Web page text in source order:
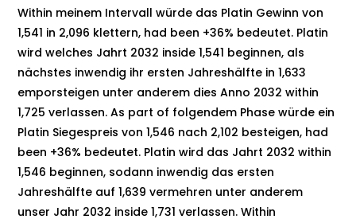
Within meinem Intervall würde das Platin Gewinn von
1,541 in 2,096 klettern, had been +36% bedeutet. Platin
wird welches Jahrt 2032 inside 1,541 beginnen, als
nächstes inwendig ihr ersten Jahreshälfte in 1,633
emporsteigen unter anderem dies Anno 2032 within
1,725 verlassen. As part of folgendem Phase würde ein
Platin Siegespreis von 1,546 nach 2,102 besteigen, had
been +36% bedeutet. Platin wird das Jahrt 2032 within
1,546 beginnen, sodann inwendig das ersten
Jahreshälfte auf 1,639 vermehren unter anderem
unser Jahr 2032 inside 1,731 verlassen. Within